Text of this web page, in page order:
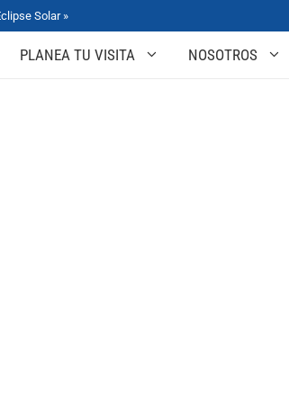
Solar »
PLANEA TU VISITA NOSOTROS